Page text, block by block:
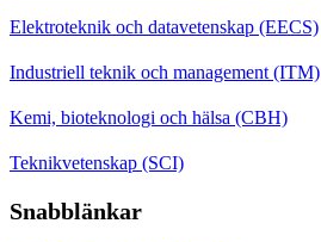
Elektroteknik och datavetenskap (EECS)
Industriell teknik och management (ITM)
Kemi, bioteknologi och hälsa (CBH)
Teknikvetenskap (SCI)
Snabblänkar